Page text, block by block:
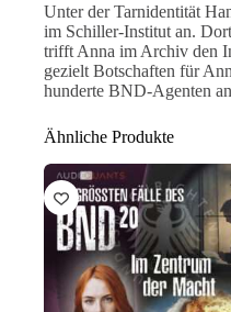
Unter der Tarnidentität
im Schiller-Institut an.
trifft Anna im Archiv den
gezielt Botschaften für
hunderte BND-Agenten
Ähnliche Produkte